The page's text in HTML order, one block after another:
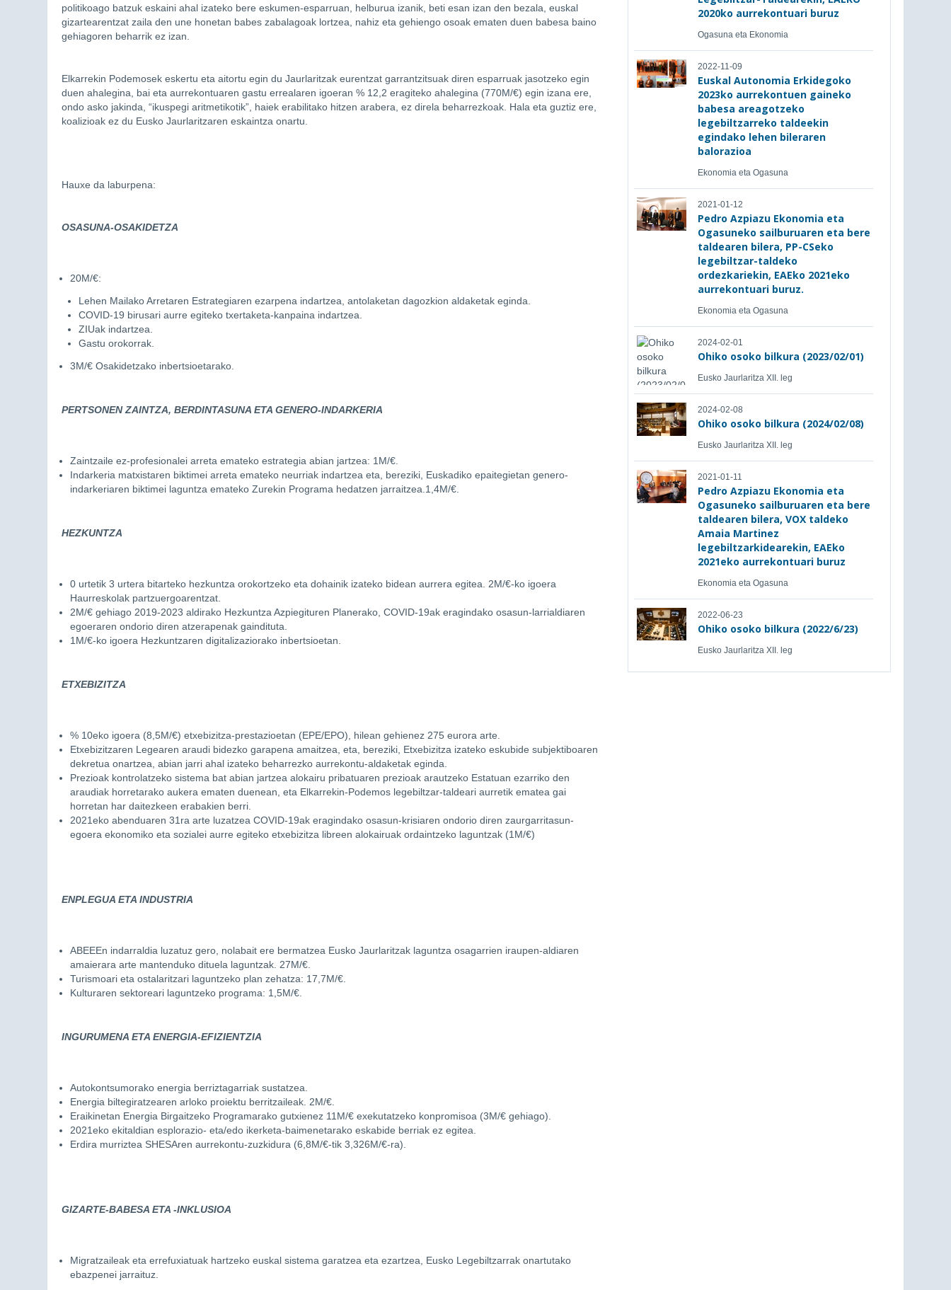
politikoago batzuk eskaini ahal izateko bere eskumen-esparruan, helburua izanik, beti esan izan den bezala, euskal
gizartearentzat zaila den une honetan babes zabalagoak lortzea, nahiz eta gehiengo osoak ematen duen babesa baino
gehiagoren beharrik ez izan.
Elkarrekin Podemosek eskertu eta aitortu egin du Jaurlaritzak eurentzat garrantzitsuak diren esparruak jasotzeko egin
duen ahalegina, bai eta aurrekontuaren gastu errealaren igoeran % 12,2 eragiteko ahalegina (770M/€) egin izana ere,
ondo asko jakinda, “ikuspegi aritmetikotik”, haiek erabilitako hitzen arabera, ez direla beharrezkoak. Hala eta guztiz ere,
koalizioak ez du Eusko Jaurlaritzaren eskaintza onartu.
Hauxe da laburpena:
OSASUNA-OSAKIDETZA
20M/€:
Lehen Mailako Arretaren Estrategiaren ezarpena indartzea, antolaketan dagozkion aldaketak eginda.
COVID-19 birusari aurre egiteko txertaketa-kanpaina indartzea.
ZIUak indartzea.
Gastu orokorrak.
3M/€ Osakidetzako inbertsioetarako.
PERTSONEN ZAINTZA, BERDINTASUNA ETA GENERO-INDARKERIA
Zaintzaile ez-profesionalei arreta emateko estrategia abian jartzea: 1M/€.
Indarkeria matxistaren biktimei arreta emateko neurriak indartzea eta, bereziki, Euskadiko epaitegietan genero-
indarkeriaren biktimei laguntza emateko Zurekin Programa hedatzen jarraitzea.1,4M/€.
HEZKUNTZA
0 urtetik 3 urtera bitarteko hezkuntza orokortzeko eta dohainik izateko bidean aurrera egitea. 2M/€-ko igoera
Haurreskolak partzuergoarentzat.
2M/€ gehiago 2019-2023 aldirako Hezkuntza Azpiegituren Planerako, COVID-19ak eragindako osasun-larrialdiaren
egoeraren ondorio diren atzerapenak gaindituta.
1M/€-ko igoera Hezkuntzaren digitalizaziorako inbertsioetan.
ETXEBIZITZA
% 10eko igoera (8,5M/€) etxebizitza-prestazioetan (EPE/EPO), hilean gehienez 275 eurora arte.
Etxebizitzaren Legearen araudi bidezko garapena amaitzea, eta, bereziki, Etxebizitza izateko eskubide subjektiboaren
dekretua onartzea, abian jarri ahal izateko beharrezko aurrekontu-aldaketak eginda.
Prezioak kontrolatzeko sistema bat abian jartzea alokairu pribatuaren prezioak arautzeko Estatuan ezarriko den
araudiak horretarako aukera ematen duenean, eta Elkarrekin-Podemos legebiltzar-taldeari aurretik ematea gai
horretan har daitezkeen erabakien berri.
2021eko abenduaren 31ra arte luzatzea COVID-19ak eragindako osasun-krisiaren ondorio diren zaurgarritasun-
egoera ekonomiko eta sozialei aurre egiteko etxebizitza libreen alokairuak ordaintzeko laguntzak (1M/€)
ENPLEGUA ETA INDUSTRIA
ABEEEn indarraldia luzatuz gero, nolabait ere bermatzea Eusko Jaurlaritzak laguntza osagarrien iraupen-aldiaren
amaierara arte mantenduko dituela laguntzak. 27M/€.
Turismoari eta ostalaritzari laguntzeko plan zehatza: 17,7M/€.
Kulturaren sektoreari laguntzeko programa: 1,5M/€.
INGURUMENA ETA ENERGIA-EFIZIENTZIA
Autokontsumorako energia berriztagarriak sustatzea.
Energia biltegiratzearen arloko proiektu berritzaileak. 2M/€.
Eraikinetan Energia Birgaitzeko Programarako gutxienez 11M/€ exekutatzeko konpromisoa (3M/€ gehiago).
2021eko ekitaldian esplorazio- eta/edo ikerketa-baimenetarako eskabide berriak ez egitea.
Erdira murriztea SHESAren aurrekontu-zuzkidura (6,8M/€-tik 3,326M/€-ra).
GIZARTE-BABESA ETA -INKLUSIOA
Migratzaileak eta errefuxiatuak hartzeko euskal sistema garatzea eta ezartzea, Eusko Legebiltzarrak onartutako
ebazpenei jarraituz.
2020ko aurrekontuari buruz
Ogasuna eta Ekonomia
2022-11-09
Euskal Autonomia Erkidegoko
2023ko aurrekontuen gaineko
babesa areagotzeko
legebiltzarreko taldeekin
egindako lehen bileraren
balorazioa
Ekonomia eta Ogasuna
2021-01-12
Pedro Azpiazu Ekonomia eta
Ogasuneko sailburuaren eta bere
taldearen bilera, PP-CSeko
legebiltzar-taldeko
ordezkariekin, EAEko 2021eko
aurrekontuari buruz.
Ekonomia eta Ogasuna
2024-02-01
Ohiko osoko bilkura (2023/02/01)
Eusko Jaurlaritza XII. leg
2024-02-08
Ohiko osoko bilkura (2024/02/08)
Eusko Jaurlaritza XII. leg
2021-01-11
Pedro Azpiazu Ekonomia eta
Ogasuneko sailburuaren eta bere
taldearen bilera, VOX taldeko
Amaia Martinez
legebiltzarkidearekin, EAEko
2021eko aurrekontuari buruz
Ekonomia eta Ogasuna
2022-06-23
Ohiko osoko bilkura (2022/6/23)
Eusko Jaurlaritza XII. leg